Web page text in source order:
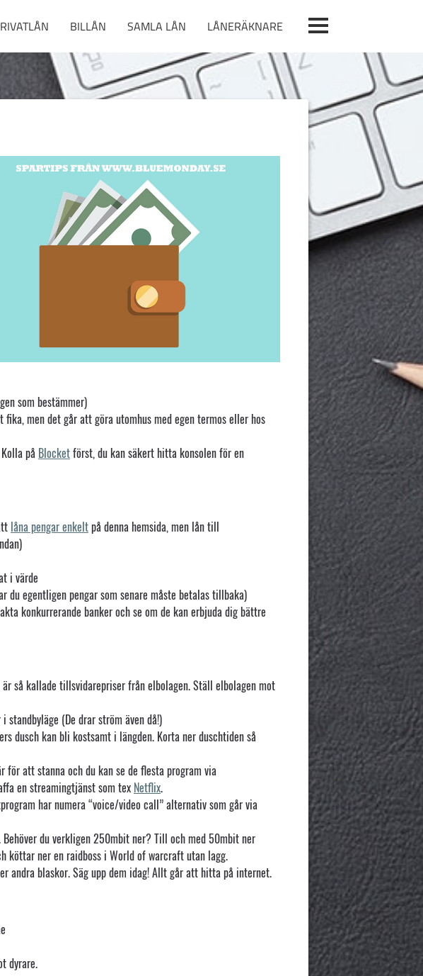
BILLÅN SAMLA LÅN LÅNERÄKNARE
som bestämmer)
men det går att göra utomhus med egen termos eller hos
på Blocketförst, du kan säkert hitta konsolen för en
låna pengar enkeltpå denna hemsida, men lån till
i värde
egentligen pengar som senare måste betalas tillbaka)
konkurrerande banker och se om de kan erbjuda dig bättre
så kallade tillsvidarepriser från elbolagen. Ställ elbolagen mot
(De drar ström även då!)
dusch kan bli kostsamt i längden. Korta ner duschtiden så
att stanna och du kan se de flesta program via
en streamingtjänst som tex Netflix.
har numera “voice/video call” alternativ som går via
du verkligen 250mbit ner? Till och med 50mbit ner
köttar ner en raidboss i World of warcraft utan lagg.
andra blaskor. Säg upp dem idag! Allt går att hitta på internet.
dyrare.